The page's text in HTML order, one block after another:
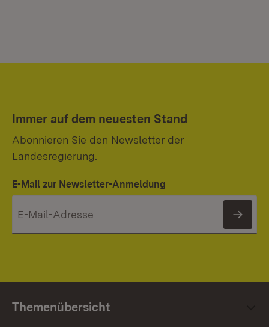
Immer auf dem neuesten Stand
Abonnieren Sie den Newsletter der
Landesregierung.
E-Mail zur Newsletter-Anmeldung
Themenübersicht